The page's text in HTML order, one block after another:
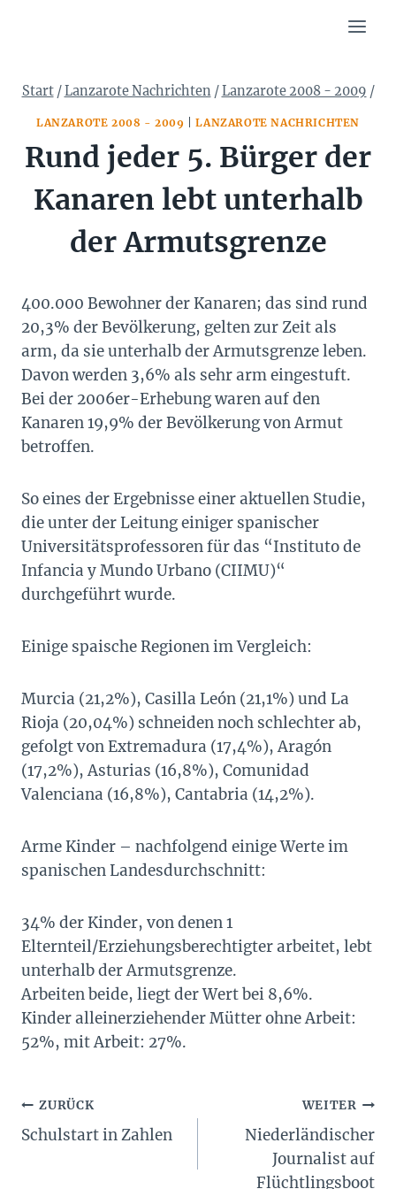
Start /Lanzarote Nachrichten /Lanzarote 2008 - 2009 /
LANZAROTE 2008 - 2009 |LANZAROTE NACHRICHTEN
Rund jeder 5. Bürger der
Kanaren lebt unterhalb
der Armutsgrenze
400.000 Bewohner der Kanaren; das sind rund
20,3% der Bevölkerung, gelten zur Zeit als
arm, da sie unterhalb der Armutsgrenze leben.
Davon werden 3,6% als sehr arm eingestuft.
Bei der 2006er-Erhebung waren auf den
Kanaren 19,9% der Bevölkerung von Armut
betroffen.
So eines der Ergebnisse einer aktuellen Studie,
die unter der Leitung einiger spanischer
Universitätsprofessoren für das “Instituto de
Infancia y Mundo Urbano (CIIMU)“
durchgeführt wurde.
Einige spaische Regionen im Vergleich:
Murcia (21,2%), Casilla León (21,1%) und La
Rioja (20,04%) schneiden noch schlechter ab,
gefolgt von Extremadura (17,4%), Aragón
(17,2%), Asturias (16,8%), Comunidad
Valenciana (16,8%), Cantabria (14,2%).
Arme Kinder – nachfolgend einige Werte im
spanischen Landesdurchschnitt:
34% der Kinder, von denen 1
Elternteil/Erziehungsberechtigter arbeitet, lebt
unterhalb der Armutsgrenze.
Arbeiten beide, liegt der Wert bei 8,6%.
Kinder alleinerziehender Mütter ohne Arbeit:
52%, mit Arbeit: 27%.
Beitragsnavigation
ZURÜCK
Schulstart in Zahlen
WEITER
Niederländischer
Journalist auf
Flüchtlingsboot